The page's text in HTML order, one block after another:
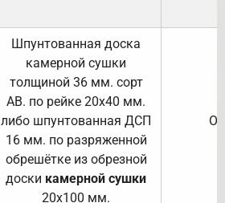
Шпунтованная доска
камерной сушки
толщиной 36 мм. сорт
АВ. по рейке 20х40 мм.
либо шпунтованная ДСП
16 мм. по разряженной
обрешётке из обрезной
доски камерной сушки
20х100 мм.